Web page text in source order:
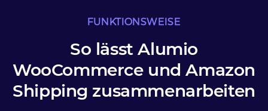
FUNKTIONSWEISE
So lässt Alumio
WooCommerce und Amazon
Shipping zusammenarbeiten